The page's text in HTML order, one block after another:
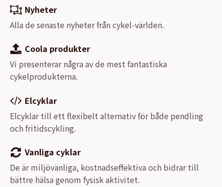
Nyheter
Alla de senaste nyheter från cykel-världen.
Coola produkter
Vi presenterar några av de mest fantastiska
cykelprodukterna.
Elcyklar
Elcyklar till ett flexibelt alternativ för både pendling
och fritidscykling.
Vanliga cyklar
De är miljövänliga, kostnadseffektiva och bidrar till
bättre hälsa genom fysisk aktivitet.